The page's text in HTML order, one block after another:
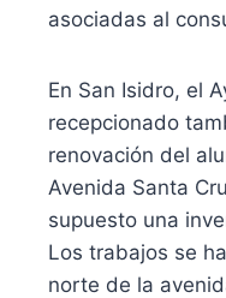
asociadas al
En San Isidro, el
recepcionado
renovación del
Avenida Santa
supuesto una
Los trabajos se
norte de la